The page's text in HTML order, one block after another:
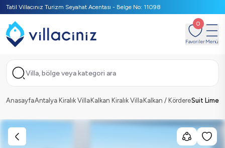
Tatil Villacınız Turizm Seyahat Acentası - Belge No: 11098
0
FavorilerMenü
Villa, bölge veya kategori ara
AnasayfaAntalya Kiralık Villa Kalkan Kiralık Villa Kalkan / KördereSuit Lime